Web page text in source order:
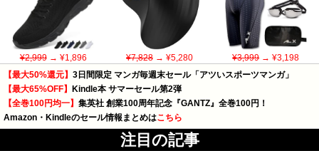
¥2,999→ ¥1,896 ¥7,828→ ¥5,280 ¥3,999→ ¥3,198
【最大50%還元】 3日間限定 マンガ毎週末セール「アツいスポーツマンガ」
【最大65%OFF】 Kindle本 サマーセール第2弾
【全巻100円均一】 集英社 創業100周年記念『GANTZ』全巻100円！
Amazon・Kindleのセール情報まとめはこちら
注目の記事